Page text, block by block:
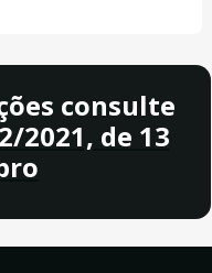
consulte
2021, de 13